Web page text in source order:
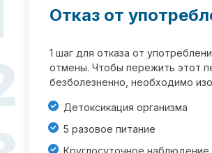
Отказ от
1 шаг для отказа от
отмены. Чтобы пережить этот
безболезненно, необходимо
Детоксикация организма
5 разовое питание
Круглосуточное наблюдение